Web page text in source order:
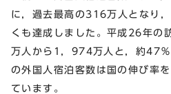
に，過去最高の316万人となり
くも達成しました。平成26年の
万人から1，974万人と，約47
の外国人宿泊客数は国の伸び率
ています。